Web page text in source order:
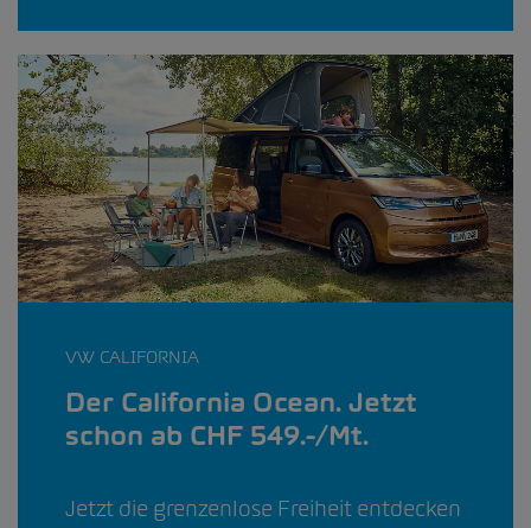
VW CALIFORNIA
Der California Ocean. Jetzt
schon ab CHF 549.-/Mt.
Jetzt die grenzenlose Freiheit entdecken